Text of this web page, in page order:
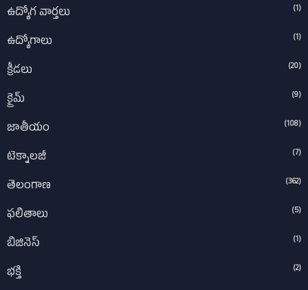
ఉద్యోగ వార్తలు (1)
ఉద్యోగాలు (1)
క్రీడలు (20)
క్రైమ్ (9)
జాతీయం (108)
టెక్నాలజీ (7)
తెలంగాణ (362)
ఫలితాలు (5)
బిజినెస్ (1)
భక్తి (2)